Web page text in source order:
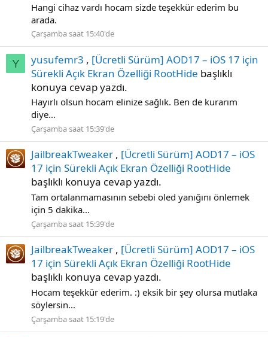
Hangi cihaz vardı hocam sizde teşekkür ederim bu
arada.
Çarşamba saat 15:40'de
Y yusufemr3 , [Ücretli Sürüm] AOD17 – iOS 17 için
Sürekli Açık Ekran Özelliği RootHide başlıklı
konuya cevap yazdı.
Hayırlı olsun hocam elinize sağlık. Ben de kurarım
diye...
Çarşamba saat 15:39'de
JailbreakTweaker , [Ücretli Sürüm] AOD17 – iOS
17 için Sürekli Açık Ekran Özelliği RootHide
başlıklı konuya cevap yazdı.
Tam ortalanmamasının sebebi oled yanığını önlemek
için 5 dakika...
Çarşamba saat 15:39'de
JailbreakTweaker , [Ücretli Sürüm] AOD17 – iOS
17 için Sürekli Açık Ekran Özelliği RootHide
başlıklı konuya cevap yazdı.
Hocam teşekkür ederim. :) eksik bir şey olursa mutlaka
söylersin...
Çarşamba saat 15:19'de